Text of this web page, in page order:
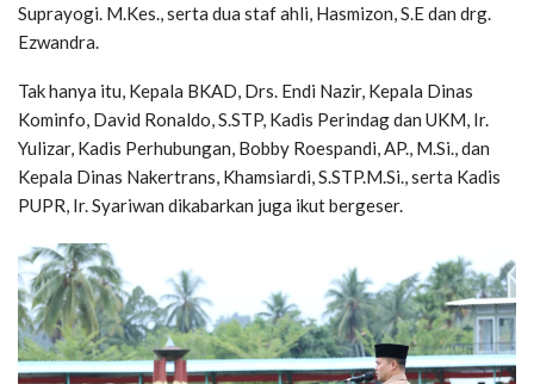
Suprayogi. M.Kes., serta dua staf ahli, Hasmizon, S.E dan drg.
Ezwandra.
Tak hanya itu, Kepala BKAD, Drs. Endi Nazir, Kepala Dinas
Kominfo, David Ronaldo, S.STP, Kadis Perindag dan UKM, Ir.
Yulizar, Kadis Perhubungan, Bobby Roespandi, AP., M.Si., dan
Kepala Dinas Nakertrans, Khamsiardi, S.STP.M.Si., serta Kadis
PUPR, Ir. Syariwan dikabarkan juga ikut bergeser.